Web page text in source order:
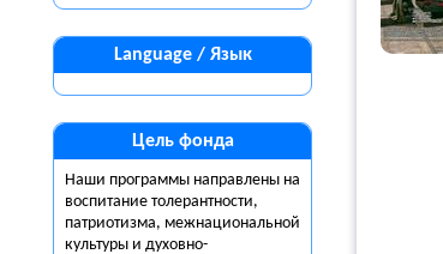
Language / Язык
Цель фонда
Наши программы направлены на
воспитание толерантности,
патриотизма, межнациональной
культуры и духовно-